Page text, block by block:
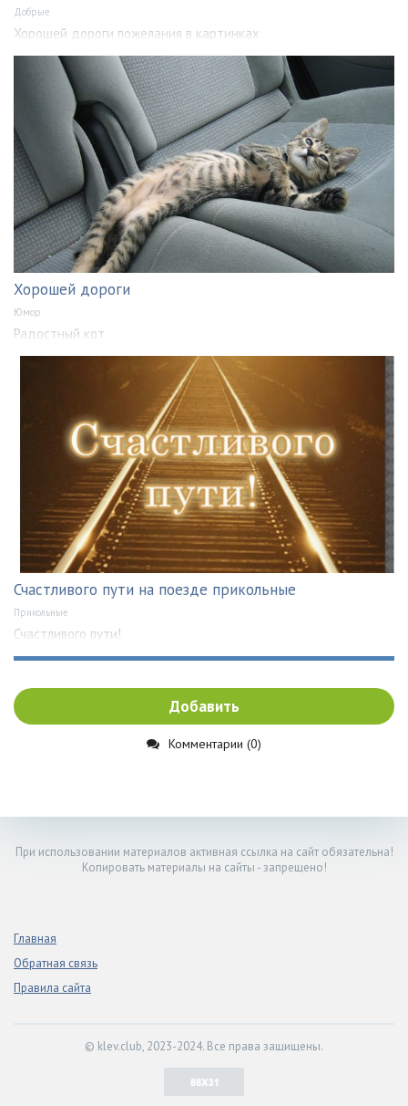
Добрые
Хорошей дороги пожелания в картинках
Хорошей дороги
Юмор
Радостный кот
Счастливого пути на поезде прикольные
Прикольные
Счастливого пути!
Добавить
Комментарии (0)
При использовании материалов активная ссылка на сайт обязательна!
Копировать материалы на сайты - запрещено!
Главная
Обратная связь
Правила сайта
© klev.club, 2023-2024. Все права защищены.